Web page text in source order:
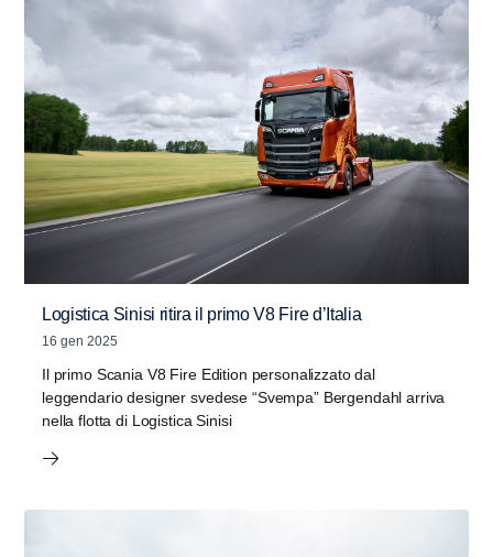
Logistica Sinisi ritira il primo V8 Fire d’Italia
16 gen 2025
Il primo Scania V8 Fire Edition personalizzato dal
leggendario designer svedese “Svempa” Bergendahl arriva
nella flotta di Logistica Sinisi